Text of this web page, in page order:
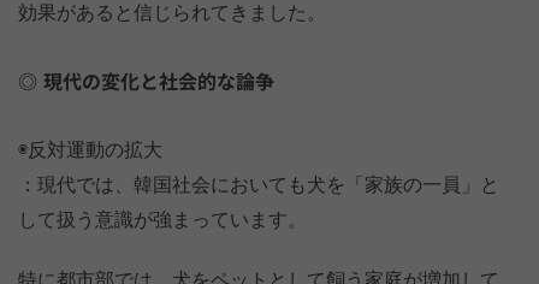
効果があると信じられてきました。
現代の変化と社会的な論争
◉反対運動の拡大
：現代では、韓国社会においても犬を「家族の一員」と
して扱う意識が強まっています。
特に都市部では、犬をペットとして飼う家庭が増加して